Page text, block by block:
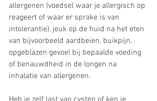
allergenen (voedsel waar je allergisch op
reageert of waar er sprake is van
intolerantie), jeuk op de huid na het eten
van bijvoorbeeld aardbeien, buikpijn,
opgeblazen gevoel bij bepaalde voeding
of benauwdheid in de longen na
inhalatie van allergenen.